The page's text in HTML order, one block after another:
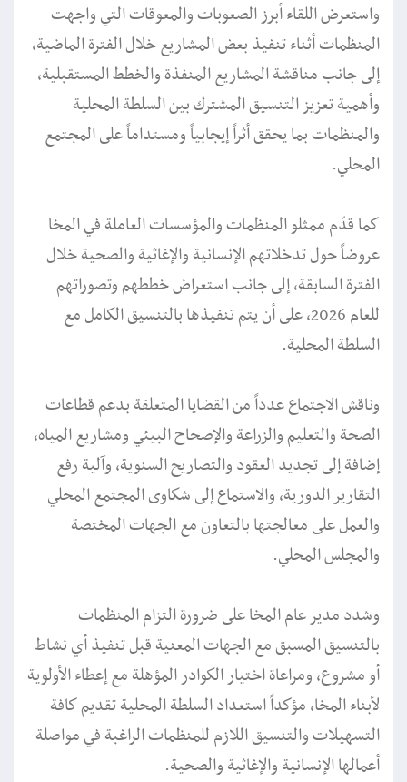
واستعرض اللقاء أبرز الصعوبات والمعوقات التي واجهت
المنظمات أثناء تنفيذ بعض المشاريع خلال الفترة الماضية،
إلى جانب مناقشة المشاريع المنفذة والخطط المستقبلية،
وأهمية تعزيز التنسيق المشترك بين السلطة المحلية
والمنظمات بما يحقق أثراً إيجابياً ومستداماً على المجتمع
المحلي.
كما قدّم ممثلو المنظمات والمؤسسات العاملة في المخا
عروضاً حول تدخلاتهم الإنسانية والإغاثية والصحية خلال
الفترة السابقة، إلى جانب استعراض خططهم وتصوراتهم
للعام 2026، على أن يتم تنفيذها بالتنسيق الكامل مع
السلطة المحلية.
وناقش الاجتماع عدداً من القضايا المتعلقة بدعم قطاعات
الصحة والتعليم والزراعة والإصحاح البيئي ومشاريع المياه،
إضافة إلى تجديد العقود والتصاريح السنوية، وآلية رفع
التقارير الدورية، والاستماع إلى شكاوى المجتمع المحلي
والعمل على معالجتها بالتعاون مع الجهات المختصة
والمجلس المحلي.
وشدد مدير عام المخا على ضرورة التزام المنظمات
بالتنسيق المسبق مع الجهات المعنية قبل تنفيذ أي نشاط
أو مشروع، ومراعاة اختيار الكوادر المؤهلة مع إعطاء الأولوية
لأبناء المخا، مؤكداً استعداد السلطة المحلية تقديم كافة
التسهيلات والتنسيق اللازم للمنظمات الراغبة في مواصلة
أعمالها الإنسانية والإغاثية والصحية.